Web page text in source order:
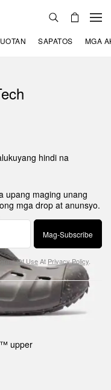
SAPATOS MGA
hindi na
upang maging unang
mga drop at anunsyo.
Mag-Subscribe
Of UseAt Privacy Policy
upper